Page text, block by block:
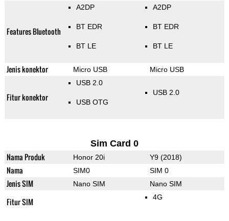
Features Bluetooth
A2DP
BT EDR
BT LE
A2DP
BT EDR
BT LE
Jenis konektor Micro USB Micro USB
Fitur konektor
USB 2.0
USB OTG
USB 2.0
Sim Card 0
Nama Produk Honor 20i Y9 (2018)
Nama SIM0 SIM 0
Jenis SIM Nano SIM Nano SIM
Fitur SIM 4G